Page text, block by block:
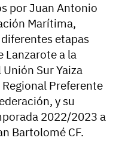
por Juan Antonio
Marítima,
etapas
Lanzarote a la
Unión Sur Yaiza
Preferente
y su
2022/2023 a
Bartolomé CF.